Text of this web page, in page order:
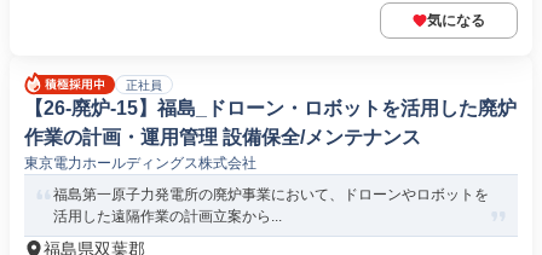
気になる
正社員
【26-廃炉-15】福島_ドローン・ロボットを活用した廃炉
作業の計画・運用管理 設備保全/メンテナンス
東京電力ホールディングス株式会社
福島第一原子力発電所の廃炉事業において、ドローンやロボットを
活用した遠隔作業の計画立案から...
福島県双葉郡